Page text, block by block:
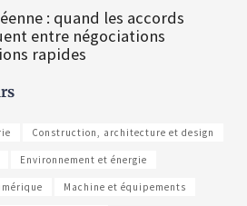
: quand les accords
entre négociations
rapides
Construction, architecture et design
Environnement et énergie
Machine et équipements